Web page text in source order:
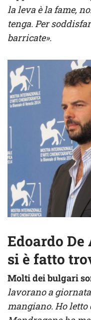
la leva è la fame,
tenga. Per
barricate».
Edoardo De
si è fatto
Molti dei bulgari
lavorano a
mangiano. Ho